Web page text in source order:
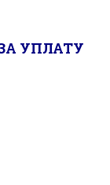
УПЛАТУ